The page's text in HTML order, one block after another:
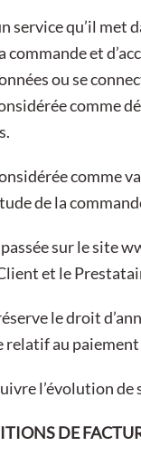
service qu’il met
commande et
ou se
comme
comme
de la
sur le site
et le
le droit
au
l’évolution de
DE